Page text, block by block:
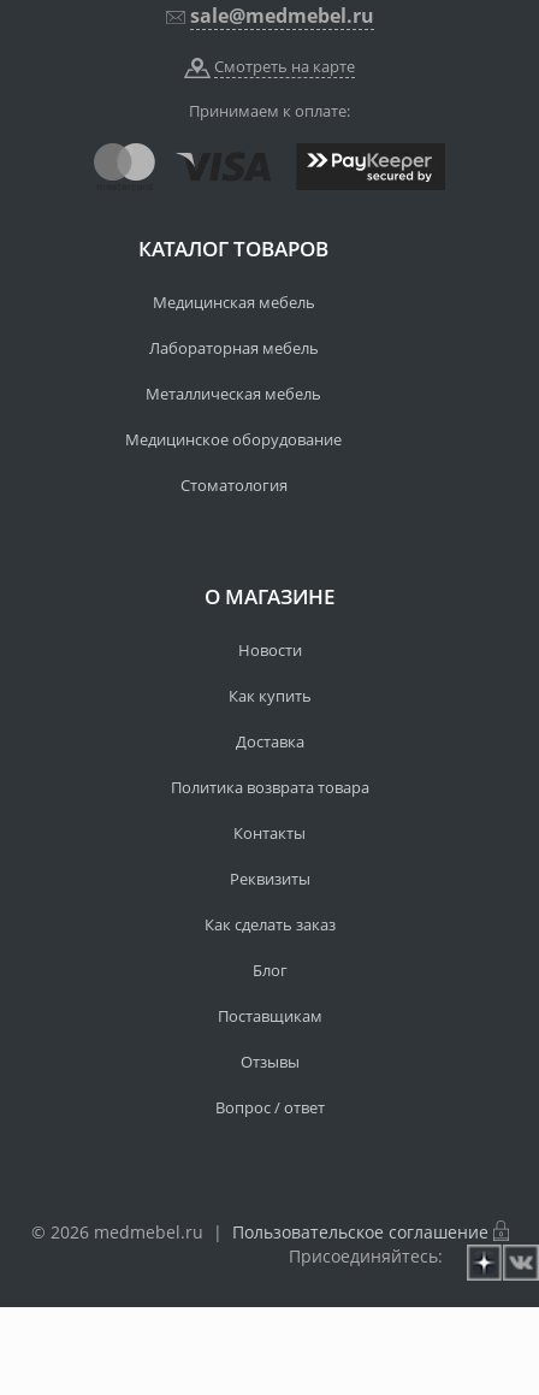
sale@medmebel.ru
Смотреть на карте
Принимаем к оплате:
КАТАЛОГ ТОВАРОВ
Медицинская мебель
Лабораторная мебель
Металлическая мебель
Медицинское оборудование
Стоматология
О МАГАЗИНЕ
Новости
Как купить
Доставка
Политика возврата товара
Контакты
Реквизиты
Как сделать заказ
Блог
Поставщикам
Отзывы
Вопрос / ответ
© 2026 medmebel.ru | Пользовательское соглашение
Присоединяйтесь: